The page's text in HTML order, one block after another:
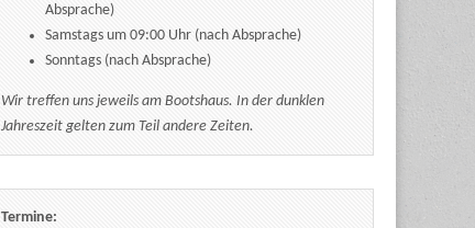
Absprache)
Samstags um 09:00 Uhr (nach Absprache)
Sonntags (nach Absprache)
Wir treffen uns jeweils am Bootshaus. In der dunklen
Jahreszeit gelten zum Teil andere Zeiten.
Termine: